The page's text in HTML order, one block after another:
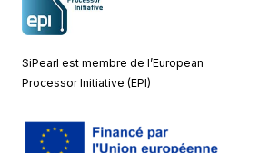
SiPearl est membre de l’European
Processor Initiative (EPI)